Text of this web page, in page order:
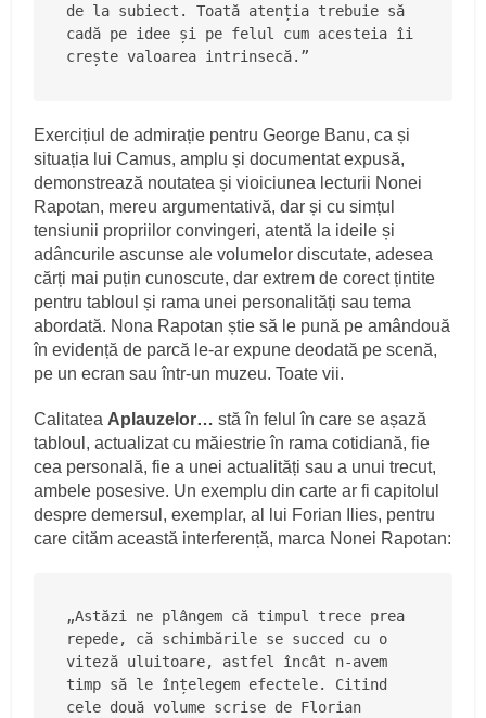
de la subiect. Toată atenția trebuie să
cadă pe idee și pe felul cum acesteia îi
crește valoarea intrinsecă.”
Exercițiul de admirație pentru George Banu, ca și
situația lui Camus, amplu și documentat expusă,
demonstrează noutatea și vioiciunea lecturii Nonei
Rapotan, mereu argumentativă, dar și cu simțul
tensiunii propriilor convingeri, atentă la ideile și
adâncurile ascunse ale volumelor discutate, adesea
cărți mai puțin cunoscute, dar extrem de corect țintite
pentru tabloul și rama unei personalități sau tema
abordată. Nona Rapotan știe să le pună pe amândouă
în evidență de parcă le-ar expune deodată pe scenă,
pe un ecran sau într-un muzeu. Toate vii.
CalitateaAplauzelor…stă în felul în care se așază
tabloul, actualizat cu măiestrie în rama cotidiană, fie
cea personală, fie a unei actualități sau a unui trecut,
ambele posesive. Un exemplu din carte ar fi capitolul
despre demersul, exemplar, al lui Forian Ilies, pentru
care cităm această interferență, marca Nonei Rapotan:
„Astăzi ne plângem că timpul trece prea
repede, că schimbările se succed cu o
viteză uluitoare, astfel încât n-avem
timp să le înțelegem efectele. Citind
cele două volume scrise de Florian